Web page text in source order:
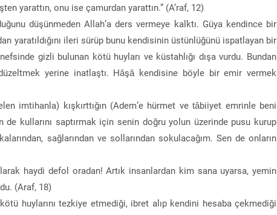
yarattın, onu ise çamurdan yarattın.” (A’raf, 12)
düşünmeden Allah’a ders vermeye kalktı. Güya kendince bir
yaratıldığını ileri sürüp bunu kendisinin üstünlüğünü ispatlayan bir
gizli bulunan kötü huyları ve küstahlığı dışa vurdu. Bundan
yerine inatlaştı. Hâşâ kendisine böyle bir emir vermek
imtihanla) kışkırttığın (Adem’e hürmet ve tâbiiyet emrinle beni
de kullarını saptırmak için senin doğru yolun üzerinde pusu kurup
sağlarından ve sollarından sokulacağım. Sen de onların
haydi defol oradan! Artık insanlardan kim sana uyarsa, yemin
(Araf, 18)
huylarını tezkiye etmediği, ibret alıp kendini hesaba çekmediği